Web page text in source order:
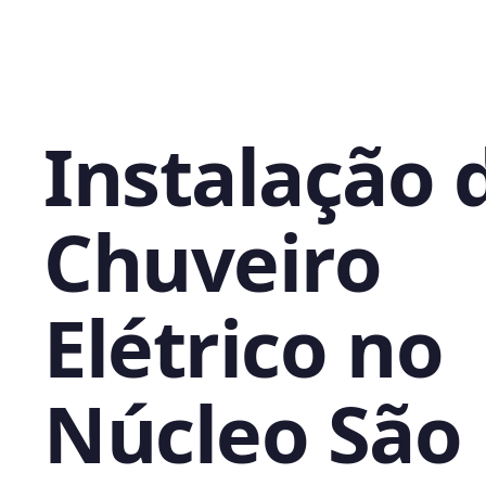
Instalação
Chuveiro
Elétrico no
Núcleo São